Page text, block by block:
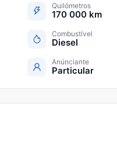
Quilómetros
170 000 km
Combustível
Diesel
Anúnciante
Particular